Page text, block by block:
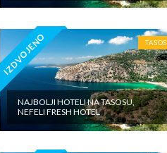
IZDVOJENO TASOS
NAJBOLJI HOTELI NA TASOSU,
NEFELI FRESH HOTEL